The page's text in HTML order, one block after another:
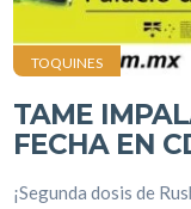
TOQUINES
TAME
FECHA EN
¡Segunda dosis de